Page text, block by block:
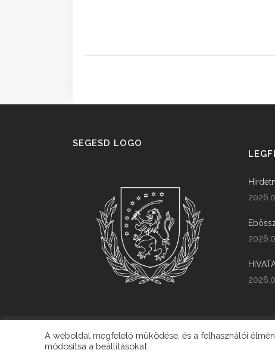
SEGESD LOGO
A weboldal megfelelő működése, és a felhasználói
módosítsa a beállításokat.